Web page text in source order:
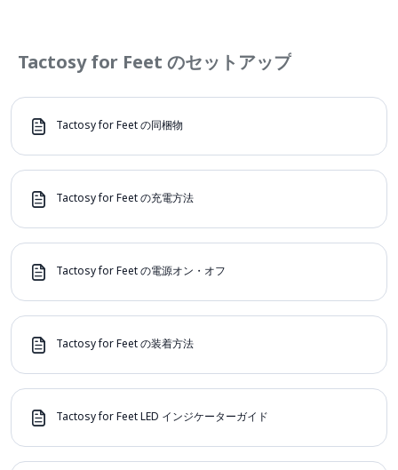
Tactosy for Feet のセットアップ
Tactosy for Feet の同梱物
Tactosy for Feet の充電方法
Tactosy for Feet の電源オン・オフ
Tactosy for Feet の装着方法
Tactosy for Feet LED インジケーターガイド